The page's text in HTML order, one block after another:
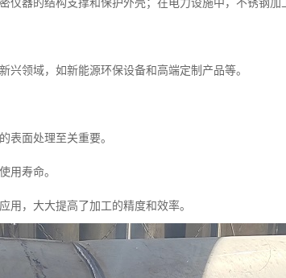
仪器的结构支撑和保护外壳；在电力设施中，不锈钢
兴领域，如新能源环保设备和高端定制产品等。
表面处理至关重要。
用寿命。
用，大大提高了加工的精度和效率。